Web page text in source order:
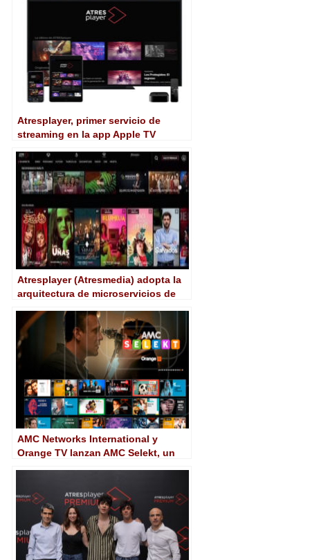
Globlomedia
Atresplayer, primer servicio de
streaming en la app Apple TV
Atresplayer (Atresmedia) adopta la
arquitectura de microservicios de
AMC Networks International y
Orange TV lanzan AMC Selekt, un